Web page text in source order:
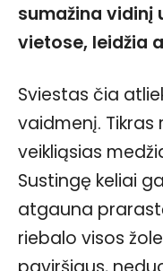
sumažina vidinį
vietose, leidžia
Sviestas čia
vaidmenį. Tikras
veikliąsias
Sustingę keliai
atgauna
riebalo visos